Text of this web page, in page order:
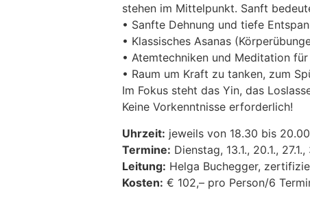
stehen im Mittelpunkt. Sanft
• Sanfte Dehnung und tiefe
• Klassisches Asanas
• Atemtechniken und Meditation
• Raum um Kraft zu tanken, zum
Im Fokus steht das Yin, das
Keine Vorkenntnisse erforderlich!
Uhrzeit: jeweils von 18.30 bis
Termine: Dienstag, 13.1., 20.1.,
Leitung: Helga Buchegger,
Kosten: € 102,– pro Person/6